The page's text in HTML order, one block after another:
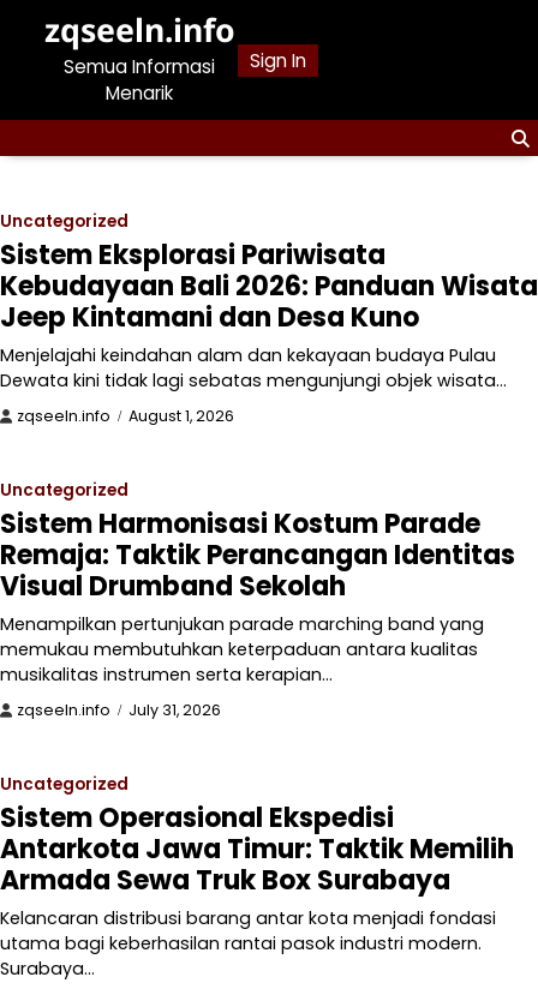
content
zqseeln.info
Semua Informasi
Menarik
Sign In
Uncategorized
Sistem Eksplorasi Pariwisata
Kebudayaan Bali 2026: Panduan Wisata
Jeep Kintamani dan Desa Kuno
Menjelajahi keindahan alam dan kekayaan budaya Pulau
Dewata kini tidak lagi sebatas mengunjungi objek wisata…
zqseeln.info August 1, 2026
Uncategorized
Sistem Harmonisasi Kostum Parade
Remaja: Taktik Perancangan Identitas
Visual Drumband Sekolah
Menampilkan pertunjukan parade marching band yang
memukau membutuhkan keterpaduan antara kualitas
musikalitas instrumen serta kerapian…
zqseeln.info July 31, 2026
Uncategorized
Sistem Operasional Ekspedisi
Antarkota Jawa Timur: Taktik Memilih
Armada Sewa Truk Box Surabaya
Kelancaran distribusi barang antar kota menjadi fondasi
utama bagi keberhasilan rantai pasok industri modern.
Surabaya…